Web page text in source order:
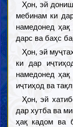
Ҳон, эй
мебинам ки
намедонед
дарс ва баҳс
Ҳон, эй
ки дар
намедонед
иҷтиҳод ва
Ҳон, эй
дар хутба ва
ҳақ кадом ва